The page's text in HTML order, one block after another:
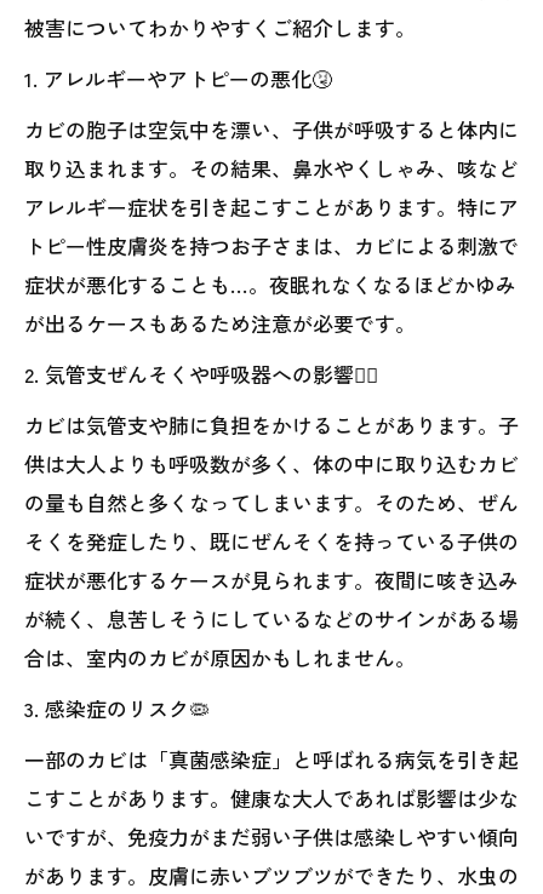
被害についてわかりやすくご紹介します。
1. アレルギーやアトピーの悪化🤧
カビの胞子は空気中を漂い、子供が呼吸すると体内に
取り込まれます。その結果、鼻水やくしゃみ、咳など
アレルギー症状を引き起こすことがあります。特にア
トピー性皮膚炎を持つお子さまは、カビによる刺激で
症状が悪化することも…。夜眠れなくなるほどかゆみ
が出るケースもあるため注意が必要です。
2. 気管支ぜんそくや呼吸器への影響😮‍💨
カビは気管支や肺に負担をかけることがあります。子
供は大人よりも呼吸数が多く、体の中に取り込むカビ
の量も自然と多くなってしまいます。そのため、ぜん
そくを発症したり、既にぜんそくを持っている子供の
症状が悪化するケースが見られます。夜間に咳き込み
が続く、息苦しそうにしているなどのサインがある場
合は、室内のカビが原因かもしれません。
3. 感染症のリスク🦠
一部のカビは「真菌感染症」と呼ばれる病気を引き起
こすことがあります。健康な大人であれば影響は少な
いですが、免疫力がまだ弱い子供は感染しやすい傾向
があります。皮膚に赤いブツブツができたり、水虫の